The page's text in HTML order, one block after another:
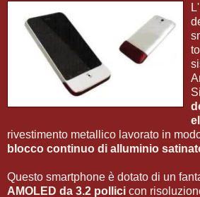
L'
rivestimento metallico lavorato in
blocco continuo di alluminio
Questo smartphone è dotato di un
AMOLED da 3.2 pollici con